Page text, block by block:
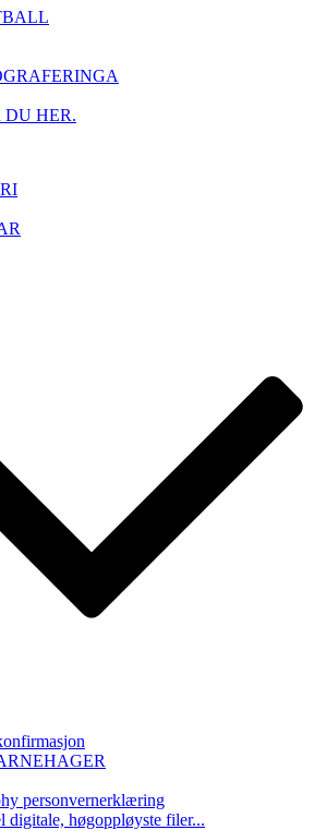
DU HER.
personvernerklæring
digitale, høgoppløyste filer...